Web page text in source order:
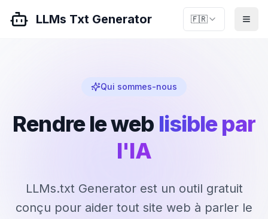
LLMs Txt Generator 🇫🇷
Qui sommes-nous
Rendre le web lisible par
l'IA
LLMs.txt Generator est un outil gratuit
conçu pour aider tout site web à parler le